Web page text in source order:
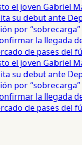
joven Gabriel
debut ante
“sobrecarga”
la llegada de
de pases del
joven Gabriel
debut ante
“sobrecarga”
la llegada de
de pases del